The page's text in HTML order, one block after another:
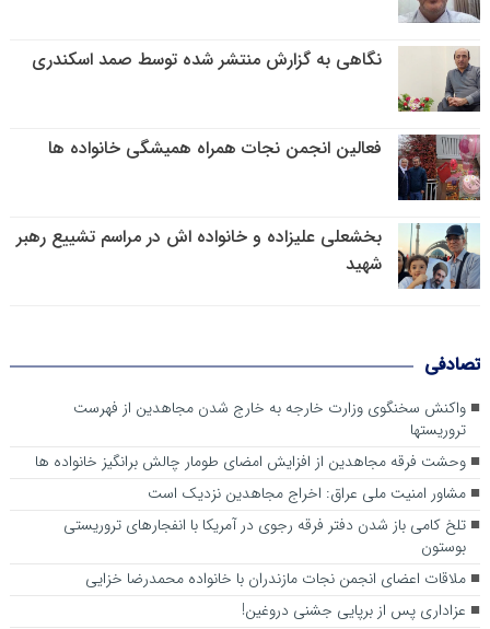
نگاهی به گزارش منتشر شده توسط صمد اسکندری
فعالین انجمن نجات همراه همیشگی خانواده ها
بخشعلی علیزاده و خانواده اش در مراسم تشییع رهبر
شهید
تصادفی
واکنش سخنگوی وزارت خارجه به خارج شدن مجاهدین از فهرست
تروریستها
وحشت فرقه مجاهدین از افزایش امضای طومار چالش برانگیز خانواده ها
مشاور امنیت ملی عراق: اخراج مجاهدین نزدیک است
تلخ کامی باز شدن دفتر فرقه رجوی در آمریکا با انفجارهای تروریستی
بوستون
ملاقات اعضای انجمن نجات مازندران با خانواده محمدرضا خزایی
عزاداری پس از برپایی جشنی دروغین!